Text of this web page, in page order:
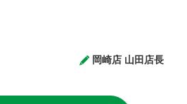
岡崎店 山田店長